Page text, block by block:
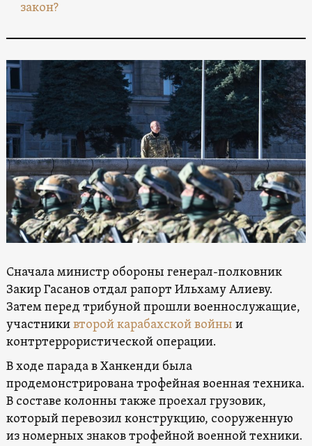
закон?
Сначала министр обороны генерал-полковник
Закир Гасанов отдал рапорт Ильхаму Алиеву.
Затем перед трибуной прошли военнослужащие,
участникивторой карабахской войны и
контртеррористической операции.
В ходе парада в Ханкенди была
продемонстрирована трофейная военная техника.
В составе колонны также проехал грузовик,
который перевозил конструкцию, сооруженную
из номерных знаков трофейной военной техники.